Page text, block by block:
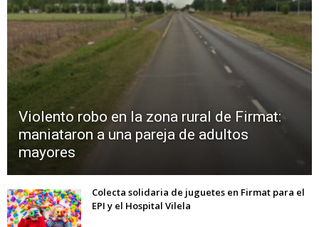
Violento robo en la zona rural de Firmat:
maniataron a una pareja de adultos
mayores
Colecta solidaria de juguetes en Firmat para el
EPI y el Hospital Vilela